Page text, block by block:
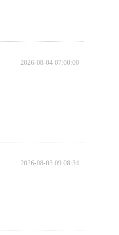
2026-08-04 07:00:00
2026-08-03 09:08:34